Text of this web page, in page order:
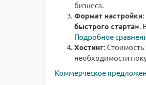
бизнеса.
Формат настройки
быстрого старта».
Подробное
Хостинг: Стоимость
необходимости
Коммерческое